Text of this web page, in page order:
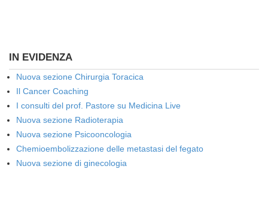
IN EVIDENZA
Nuova sezione Chirurgia Toracica
Il Cancer Coaching
I consulti del prof. Pastore su Medicina Live
Nuova sezione Radioterapia
Nuova sezione Psicooncologia
Chemioembolizzazione delle metastasi del fegato
Nuova sezione di ginecologia